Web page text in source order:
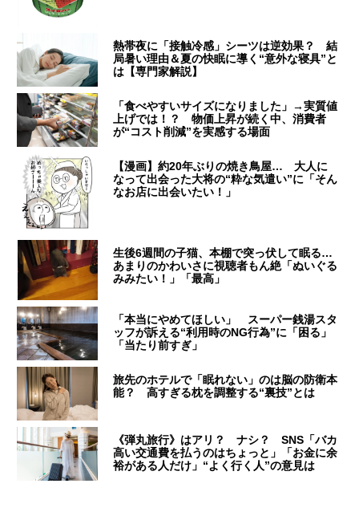
熱帯夜に「接触冷感」シーツは逆効果？ 結
局暑い理由＆夏の快眠に導く“意外な寝具”と
は【専門家解説】
「食べやすいサイズになりました」→実質値
上げでは！？ 物価上昇が続く中、消費者
が“コスト削減”を実感する場面
【漫画】約20年ぶりの焼き鳥屋… 大人に
なって出会った大将の“粋な気遣い”に「そん
なお店に出会いたい！」
生後6週間の子猫、本棚で突っ伏して眠る…
あまりのかわいさに視聴者もん絶「ぬいぐる
みみたい！」「最高」
「本当にやめてほしい」 スーパー銭湯スタ
ッフが訴える“利用時のNG行為”に「困る」
「当たり前すぎ」
旅先のホテルで「眠れない」のは脳の防衛本
能？ 高すぎる枕を調整する“裏技”とは
《弾丸旅行》はアリ？ ナシ？ SNS「バカ
高い交通費を払うのはちょっと」「お金に余
裕がある人だけ」“よく行く人”の意見は